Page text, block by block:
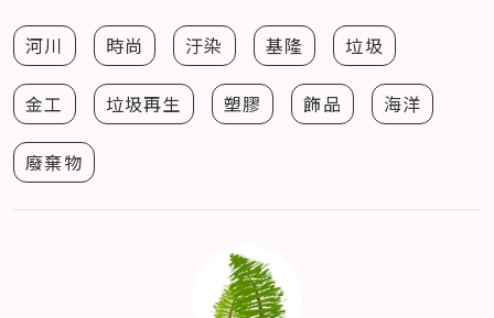
河川 時尚 汙染 基隆 垃圾
金工 垃圾再生 塑膠 飾品 海洋
廢棄物